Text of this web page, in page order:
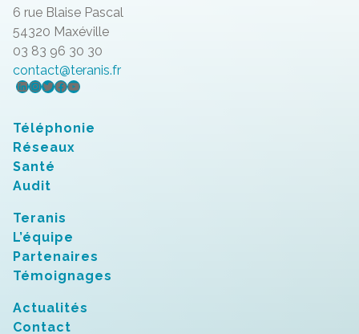
6 rue Blaise Pascal
54320 Maxéville
03 83 96 30 30
contact@teranis.fr
LinkedIn
Instagram
Twitter
Facebook
YouTube
Téléphonie
Réseaux
Santé
Audit
Teranis
L’équipe
Partenaires
Témoignages
Actualités
Contact